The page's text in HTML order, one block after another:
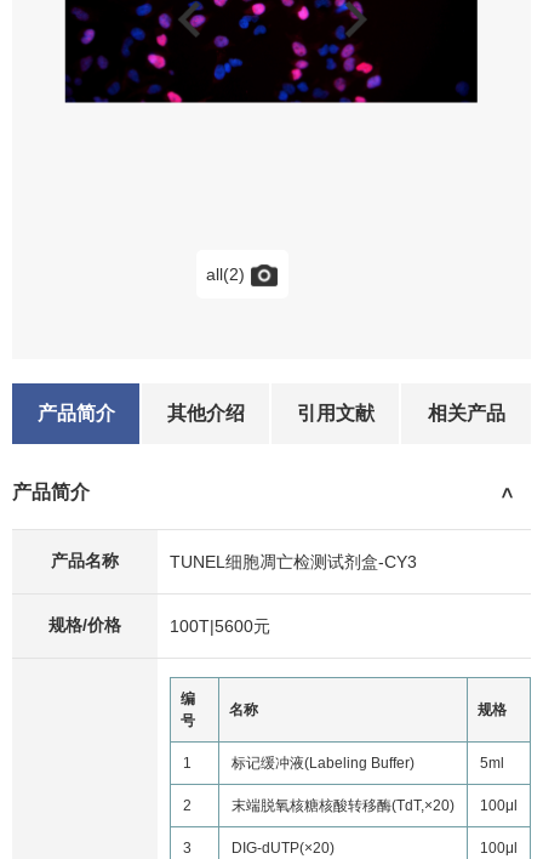
all(2)
产品简介 其他介绍 引用文献 相关产品
产品简介 >
产品名称 TUNEL细胞凋亡检测试剂盒-CY3
规格/价格 100T|5600元
编
号
名称 规格
1 标记缓冲液(Labeling Buffer) 5ml
2 末端脱氧核糖核酸转移酶(TdT,×20) 100μl
3 DIG-dUTP(×20) 100μl